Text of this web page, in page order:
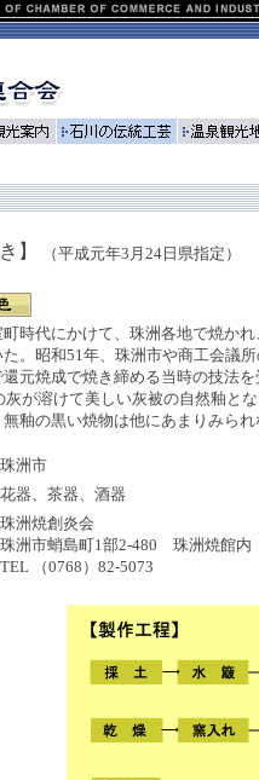
】 （平成元年3月24日県指定）
時代にかけて、珠洲各地で焼か
。昭和51年、珠洲市や商工会議
元焼成で焼き締める当時の技法
灰が溶けて美しい灰被の自然釉と
釉の黒い焼物は他にあまりみられ
珠洲市
花器、茶器、酒器
珠洲焼創炎会
珠洲市蛸島町1部2-480 珠洲焼館内
TEL （0768）82-5073